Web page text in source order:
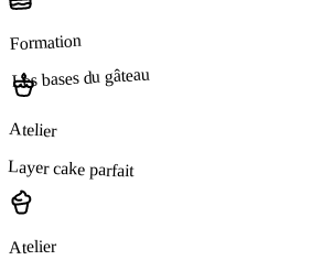
Formation
Les bases du gâteau
Atelier
Layer cake parfait
Atelier